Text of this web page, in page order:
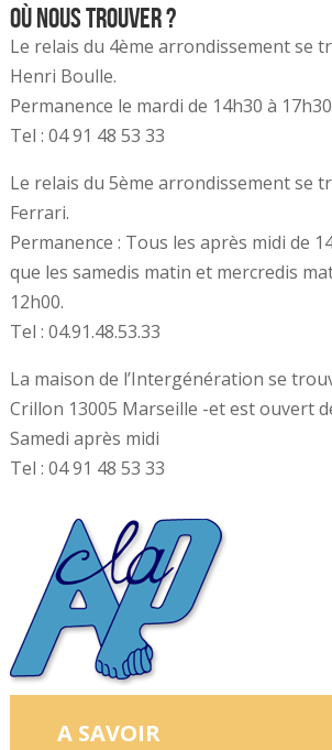
Où nous trouver ?
Le relais du 4ème arrondissement se
Henri Boulle.
Permanence le mardi de 14h30 à
Tel : 04 91 48 53 33
Le relais du 5ème arrondissement se
Ferrari.
Permanence : Tous les après midi de
que les samedis matin et mercredis
12h00.
Tel : 04.91.48.53.33
La maison de l’Intergénération se
Crillon 13005 Marseille -et est ouvert
Samedi après midi
Tel : 04 91 48 53 33
A SAVOIR